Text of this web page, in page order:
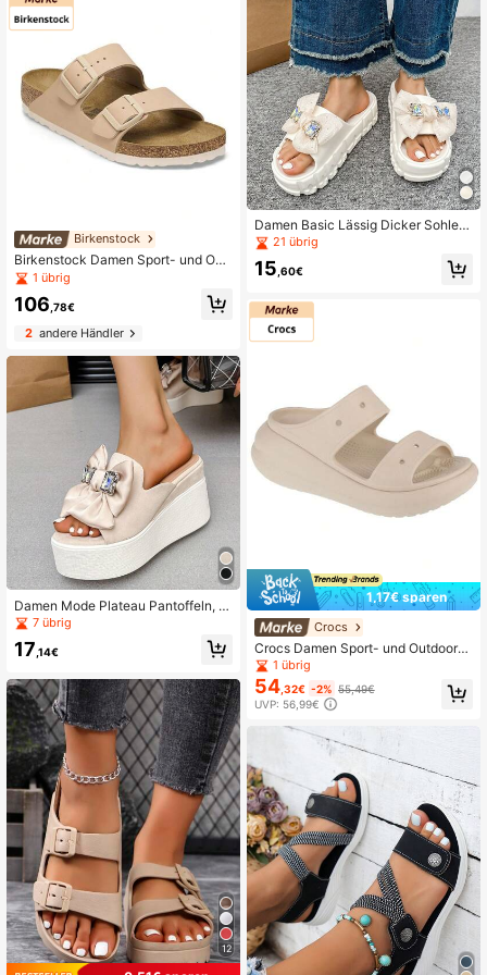
Birkenstock
Birkenstock Damen Sport- und Out
door-Sandalen & Slides
1 übrig
106 ,78€
2andere Händler
Damen Mode Plateau Pantoffeln, vi
elseitig und lässig für den Outdoor-
Bereich
7 übrig
17 ,14€
12
Damen Basic Lässig Dicker Sohle P
antoffeln, geeignet für den Innen- u
nd Außenbereich
21 übrig
15 ,60€
1,17€ sparen
Crocs
Crocs Damen Sport- und Outdoor-
Sandalen & Slides
1 übrig
54 ,32€ -2% 55,49€
UVP: 56,99€